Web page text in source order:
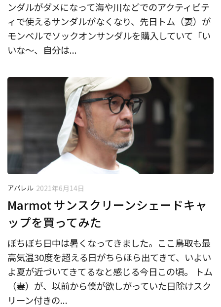
ンダルがダメになって海や川などでのアクティビテ
ィで使えるサンダルがなくなり、先日トム（妻）が
モンベルでソックオンサンダルを購入していて「い
いな〜、自分は...
アパレル 2021年6月14日
Marmot サンスクリーンシェードキャ
ップを買ってみた
ぼちぼち日中は暑くなってきました。ここ鳥取も最
高気温30度を超える日がちらほら出てきて、いよい
よ夏が近づいてきてるなと感じる今日この頃。 トム
（妻）が、以前から僕が欲しがっていた日除けスク
リーン付きの...